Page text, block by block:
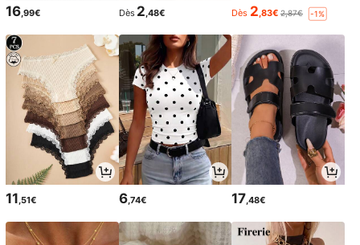
16,99€ Dès 2,48€ Dès 2,83€ 2,87€ -1%
11 ,51€ 6,74€ 17 ,48€